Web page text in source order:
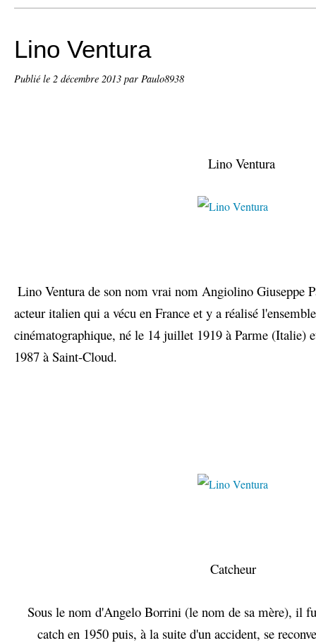
Lino Ventura
Publié le 2 décembre 2013 par Paulo8938
Lino Ventura
Lino Ventura de son nom vrai nom Angiolino Giuseppe
acteur italien qui a vécu en France et y a réalisé
cinématographique, né le 14 juillet 1919 à Parme (Italie)
1987 à Saint-Cloud.
Catcheur
Sous le nom d'Angelo Borrini (le nom de sa mère), il
catch en 1950 puis, à la suite d'un accident, se